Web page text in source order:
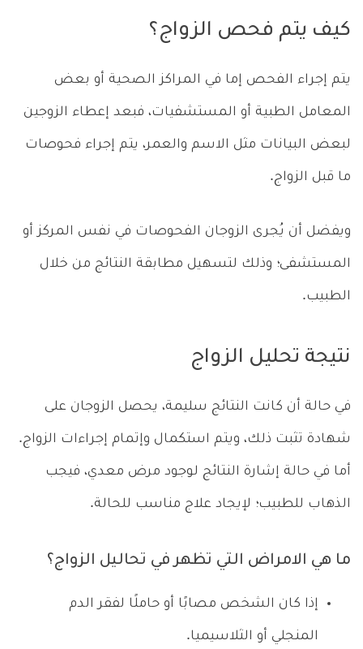
كيف يتم فحص الزواج؟
يتم إجراء الفحص إما في المراكز الصحية أو بعض
المعامل الطبية أو المستشفيات، فبعد إعطاء الزوجين
لبعض البيانات مثل الاسم والعمر، يتم إجراء فحوصات
ما قبل الزواج.
ويفضل أن يُجرى الزوجان الفحوصات في نفس المركز أو
المستشفى؛ وذلك لتسهيل مطابقة النتائج من خلال
الطبيب.
نتيجة تحليل الزواج
في حالة أن كانت النتائج سليمة، يحصل الزوجان على
شهادة تثبت ذلك، ويتم استكمال وإتمام إجراءات الزواج.
أما في حالة إشارة النتائج لوجود مرض معدي، فيجب
الذهاب للطبيب؛ لإيجاد علاج مناسب للحالة.
ما هي الامراض التي تظهر في تحاليل الزواج؟
إذا كان الشخص مصابًا أو حاملًا لفقر الدم
المنجلي أو الثلاسيميا.